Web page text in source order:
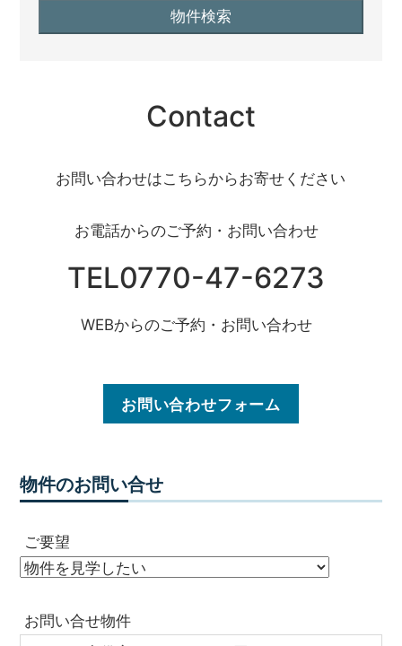
Contact
お問い合わせはこちらからお寄せください
お電話からのご予約・お問い合わせ
TEL0770-47-6273
WEBからのご予約・お問い合わせ
お問い合わせフォーム
物件のお問い合せ
ご要望
お問い合せ物件